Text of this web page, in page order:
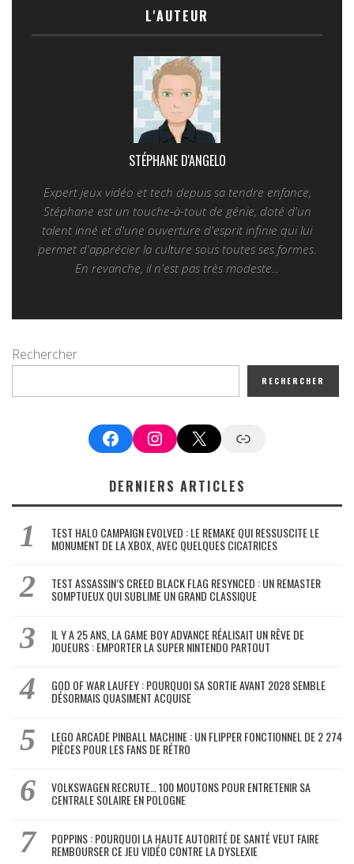
L'AUTEUR
STÉPHANE D'ANGELO
Expert jeux vidéo et tech depuis sa tendre enfance,
Stéphane est un touche-à-tout de génie, doté d'un
talent inné et d'une ouverture d'esprit infinie qui lui
permet d'apprécier la culture sous toutes ses formes.
En revanche, il n'est pas très modeste...
Rechercher
RECHERCHER
FacebookInstagram
X Google News
DERNIERS ARTICLES
TEST HALO CAMPAIGN EVOLVED : LE REMAKE QUI RESSUSCITE LE
MONUMENT DE LA XBOX, AVEC QUELQUES CICATRICES
TEST ASSASSIN’S CREED BLACK FLAG RESYNCED : UN REMASTER
SOMPTUEUX QUI SUBLIME UN GRAND CLASSIQUE
IL Y A 25 ANS, LA GAME BOY ADVANCE RÉALISAIT UN RÊVE DE
JOUEURS : EMPORTER LA SUPER NINTENDO PARTOUT
GOD OF WAR LAUFEY : POURQUOI SA SORTIE AVANT 2028 SEMBLE
DÉSORMAIS QUASIMENT ACQUISE
LEGO ARCADE PINBALL MACHINE : UN FLIPPER FONCTIONNEL DE 2 274
PIÈCES POUR LES FANS DE RÉTRO
VOLKSWAGEN RECRUTE… 100 MOUTONS POUR ENTRETENIR SA
CENTRALE SOLAIRE EN POLOGNE
POPPINS : POURQUOI LA HAUTE AUTORITÉ DE SANTÉ VEUT FAIRE
REMBOURSER CE JEU VIDÉO CONTRE LA DYSLEXIE